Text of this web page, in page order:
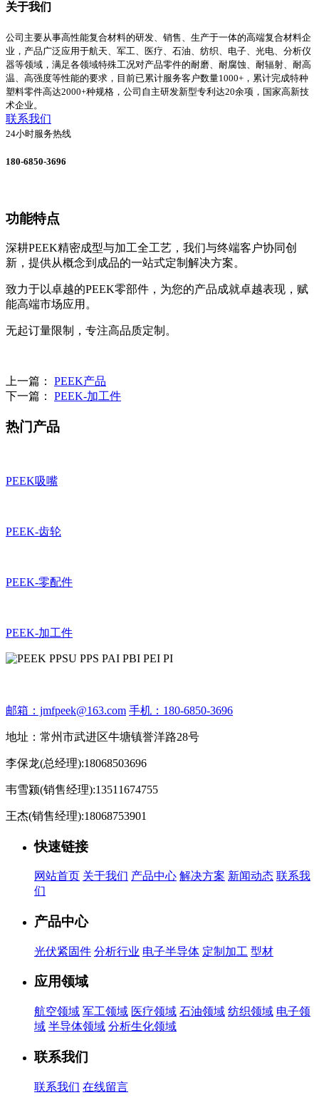
关于我们
公司主要从事高性能复合材料的研发、销售、生产于一体的高端复合材料企
业，产品广泛应用于航天、军工、医疗、石油、纺织、电子、光电、分析仪
器等领域，满足各领域特殊工况对产品零件的耐磨、耐腐蚀、耐辐射、耐高
温、高强度等性能的要求，目前已累计服务客户数量1000+，累计完成特种
塑料零件高达2000+种规格，公司自主研发新型专利达20余项，国家高新技
术企业。
联系我们
24小时服务热线
180-6850-3696
功能特点
深耕PEEK精密成型与加工全工艺，我们与终端客户协同创
新，提供从概念到成品的一站式定制解决方案。
致力于以卓越的PEEK零部件，为您的产品成就卓越表现，赋
能高端市场应用。
无起订量限制，专注高品质定制。
上一篇： PEEK产品
下一篇： PEEK-加工件
热门产品
PEEK吸嘴
PEEK-齿轮
PEEK-零配件
PEEK-加工件
邮箱：jmfpeek@163.com 手机：180-6850-3696
地址：常州市武进区牛塘镇誉洋路28号
李保龙(总经理):18068503696
韦雪颍(销售经理):13511674755
王杰(销售经理):18068753901
快速链接
网站首页 关于我们 产品中心 解决方案 新闻动态 联系我
们
产品中心
光伏紧固件 分析行业 电子半导体 定制加工 型材
应用领域
航空领域 军工领域 医疗领域 石油领域 纺织领域 电子领
域 半导体领域 分析生化领域
联系我们
联系我们 在线留言